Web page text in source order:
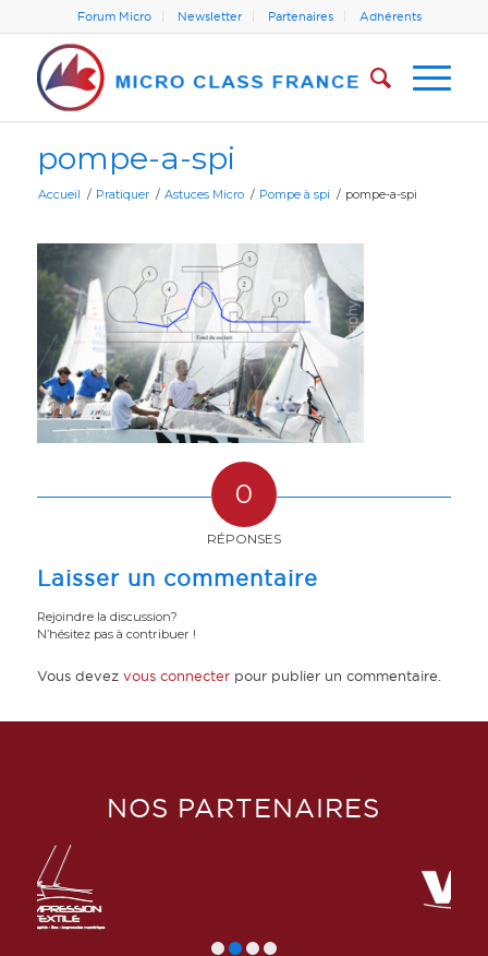
Forum Micro Newsletter Partenaires Adhérents
pompe-a-spi
Accueil / Pratiquer / Astuces Micro / Pompe à spi / pompe-a-spi
0
RÉPONSES
Laisser un commentaire
Rejoindre la discussion?
N’hésitez pas à contribuer !
Vous devez vous connecterpour publier un commentaire.
NOS PARTENAIRES